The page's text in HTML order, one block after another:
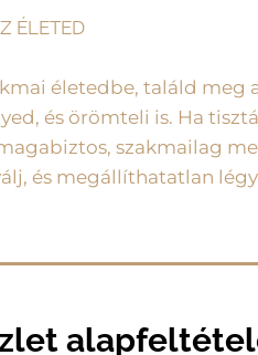
ÉLETED
életedbe, találd
és örömteli is. Ha
szakmailag
és megállíthatatlan